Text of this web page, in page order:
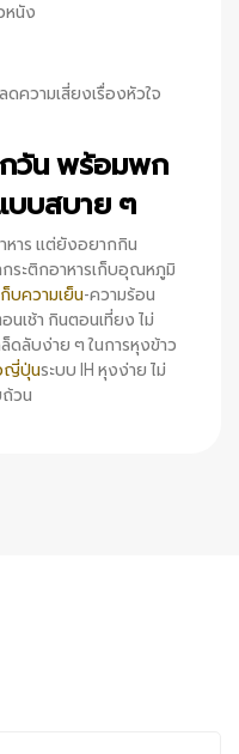
หนัง
ความเสี่ยงเรื่องหัวใจ
กวัน พร้อมพก
บบสบาย ๆ
หาร แต่ยังอยากกิน
กระติกอาหารเก็บอุณหภูมิ
บความเย็น-ความร้อน
นเช้า กินตอนเที่ยง ไม่
ดลับง่าย ๆ ในการหุงข้าว
ญี่ปุ่นระบบ IH หุงง่าย ไม่
วน